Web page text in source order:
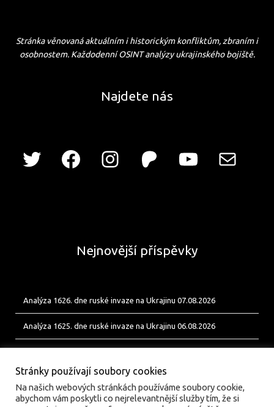
Stránka věnovaná aktuálním i historickým konfliktům, zbraním i
osobnostem. Každodenní OSINT analýzy ukrajinského bojiště.
Najdete nás
Nejnovější příspěvky
Analýza 1626. dne ruské invaze na Ukrajinu 07.08.2026
Analýza 1625. dne ruské invaze na Ukrajinu 06.08.2026
Stránky používají soubory cookies
Na našich webových stránkách používáme soubory cookie,
abychom vám poskytli co nejrelevantnější služby tím, že si